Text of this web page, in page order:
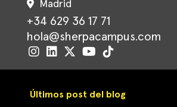
Madrid
+34 629 36 17 71
hola@sherpacampus.com
Últimos post del blog